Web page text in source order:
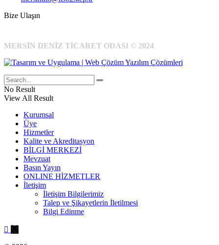
Bize Ulaşın
MERSİN DENİZ TİCARET ODASI © 2024
No Result
View All Result
Kurumsal
Üye
Hizmetler
Kalite ve Akreditasyon
BİLGİ MERKEZİ
Mevzuat
Basın Yayın
ONLINE HİZMETLER
İletişim
İletişim Bilgilerimiz
Talep ve Şikayetlerin İletilmesi
Bilgi Edinme